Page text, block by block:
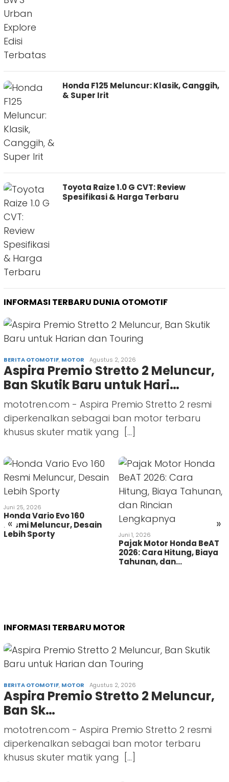
Honda F125 Meluncur: Klasik, Canggih,
& Super Irit
Toyota Raize 1.0 G CVT: Review
Spesifikasi & Harga Terbaru
INFORMASI TERBARU DUNIA OTOMOTIF
BERITA OTOMOTIF, MOTOR Agustus 2, 2026
Aspira Premio Stretto 2 Meluncur,
Ban Skutik Baru untuk Hari…
mototren.com - Aspira Premio Stretto 2 resmi
diperkenalkan sebagai ban motor terbaru
khusus skuter matik yang […]
« »
Juni 25, 2026
Honda Vario Evo 160
Resmi Meluncur, Desain
Lebih Sporty
Juni 1, 2026
Pajak Motor Honda BeAT
2026: Cara Hitung, Biaya
Tahunan, dan…
INFORMASI TERBARU MOTOR
BERITA OTOMOTIF, MOTOR Agustus 2, 2026
Aspira Premio Stretto 2 Meluncur,
Ban Sk…
mototren.com - Aspira Premio Stretto 2 resmi
diperkenalkan sebagai ban motor terbaru
khusus skuter matik yang […]